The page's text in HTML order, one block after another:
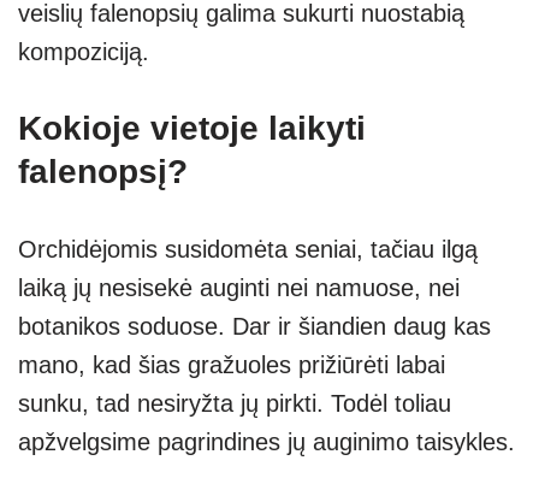
veislių falenopsių galima sukurti nuostabią
kompoziciją.
Kokioje vietoje laikyti
falenopsį?
Orchidėjomis susidomėta seniai, tačiau ilgą
laiką jų nesisekė auginti nei namuose, nei
botanikos soduose. Dar ir šiandien daug kas
mano, kad šias gražuoles prižiūrėti labai
sunku, tad nesiryžta jų pirkti. Todėl toliau
apžvelgsime pagrindines jų auginimo taisykles.